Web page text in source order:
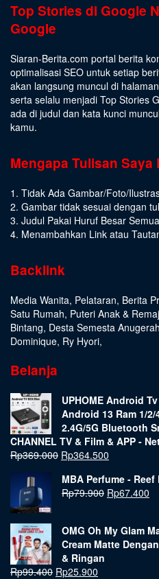
Top Stories di Google
Google
Siaran-Berita.com portal berita
optimalisasi SEO untuk setiap
akan langsung muncul di
serta selalu menjadi Top Stories
ada di judul dan kata kunci
kamu.
Mengapa Tulisan Saya
1. Tidak Ada Gambar/Foto/
2. Gambar tidak sesuai dengan
3. Judul Pakai Huruf Besar Semua
4. Menambahkan Link atau
Backlink
Media Wanita, Pelataran, Berita
Satu Rumah, Puteri Anak &
Bintang, Desta Semesta Anugerah
Dominique, Ry Hyori,
Belanja
UPHOME Android
Android 13 Ram 1/2/
2.4G/5G Bluetooth
CHANNEL TV & Film & APP -
Rp369.000 Rp364.500
MBA Perfume - Reef
Rp79.900 Rp67.400
OMG Oh My Glam
Cream Matte
& Ringan
Rp99.400 Rp25.900